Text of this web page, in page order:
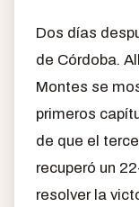
Dos días
de Córdoba.
Montes se
primeros
de que el
recuperó un
resolver la